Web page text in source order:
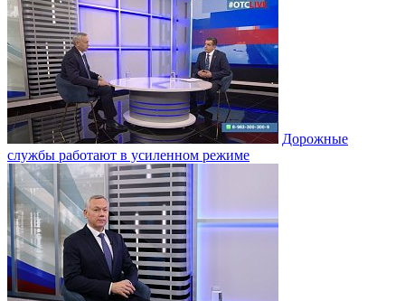
Дорожные
службы работают в усиленном режиме